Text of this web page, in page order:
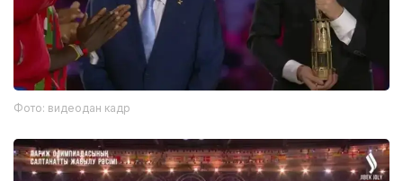
Фото: видеодан кадр